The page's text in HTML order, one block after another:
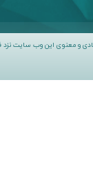
و معنوی این وب سایت